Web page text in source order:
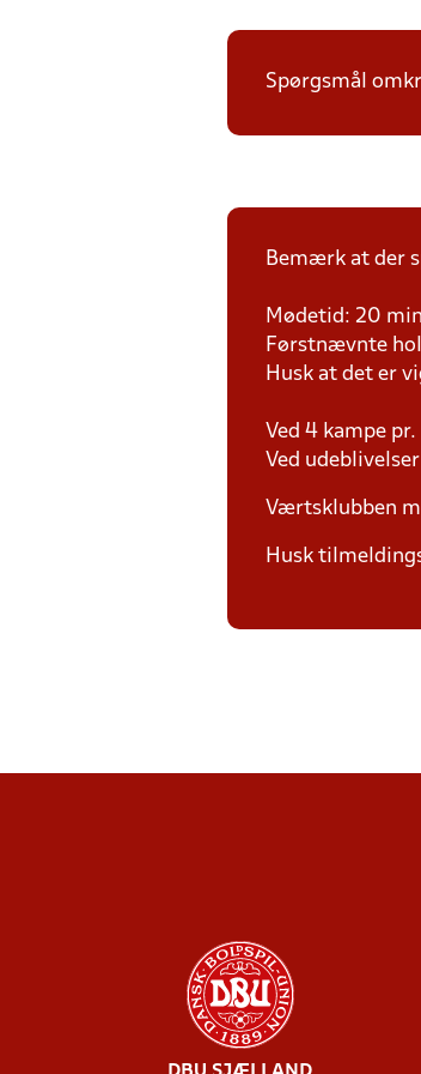
Spørgsmål
Bemærk at der
Mødetid: 20
Førstnævnte
Husk at det er
Ved 4 kampe
Ved
Værtsklubben
Husk